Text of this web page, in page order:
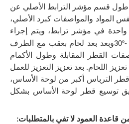
طول قسم مؤشر الترابط الأصلي عن
المواد والمواصفات كبرد الأصلي،
واحدة في مؤشر ترابط، ويتم إجراء
º-
وبعد بعد لحام بعقب مع الطرف
القطر المقابلة وطول الأكمام
اللحام. بعد تعزيز التعزيز للعمل
الترباس أكبر من لوحة الأساس،
توسيع قطر لوحة الأساس بشكل
قاعدة العمود لا تفي بالمتطلبات: